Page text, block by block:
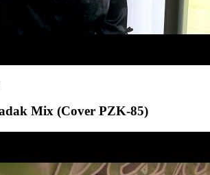
Mix (Cover PZK-85)